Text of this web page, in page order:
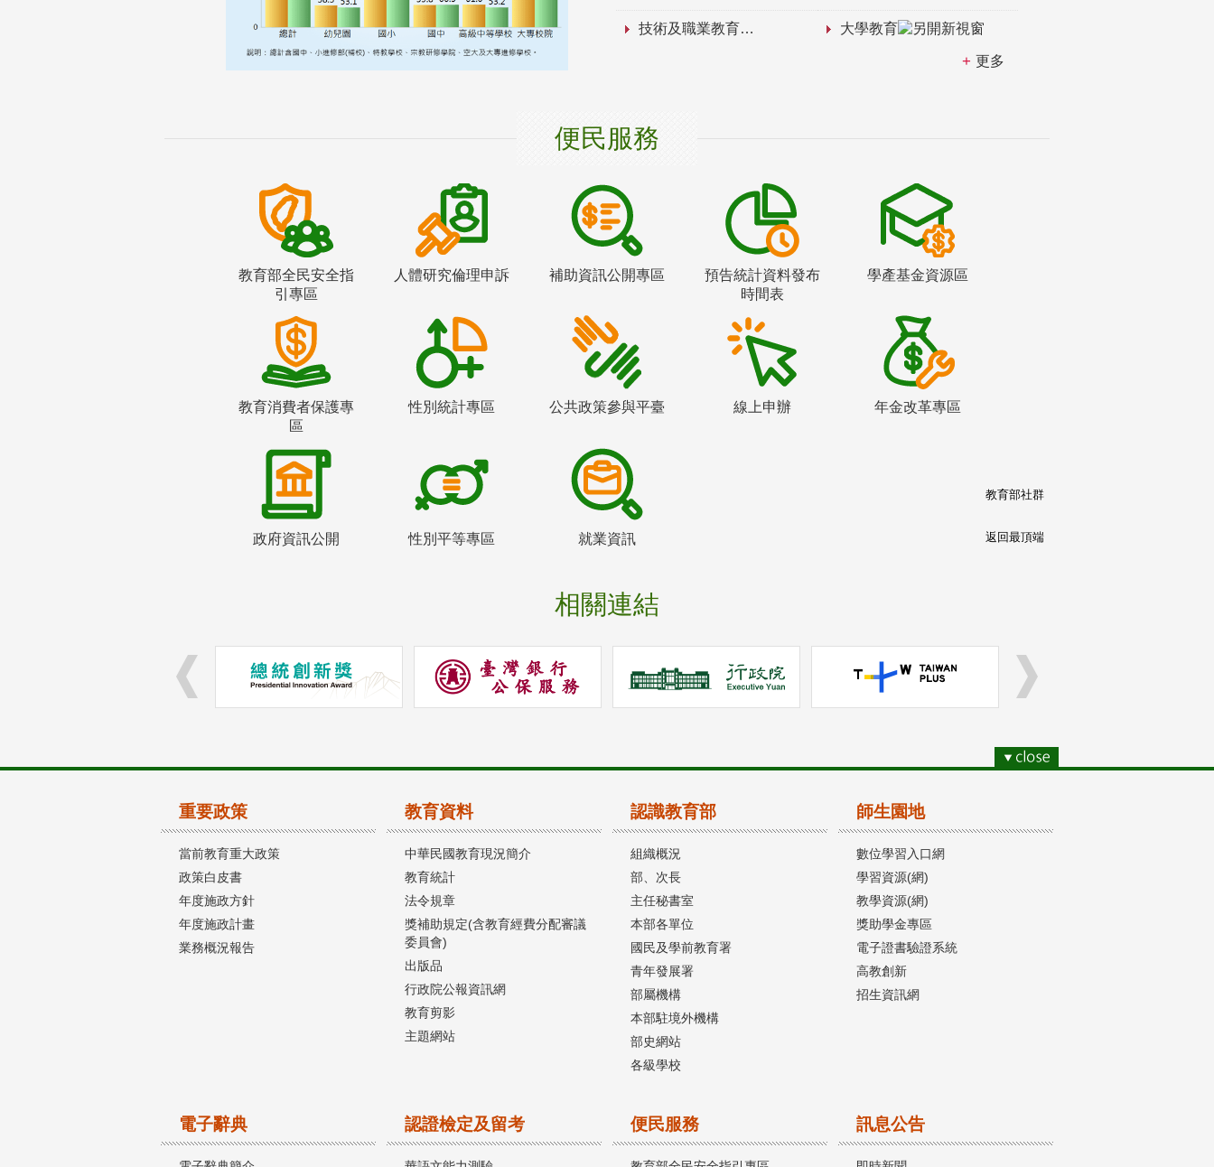
技術及職業教育 大學教育
更多
便民服務
教育部全民安全指
引專區
人體研究倫理申訴 補助資訊公開專區
預告統計資料發布
時間表
學產基金資源區
教育消費者保護專
區
性別統計專區 公共政策參與平臺 線上申辦 年金改革專區
政府資訊公開 性別平等專區 就業資訊
相關連結
教育部社群
返回最頂端
重要政策
當前教育重大政策
政策白皮書
年度施政方針
年度施政計畫
業務概況報告
教育資料
中華民國教育現況簡介
教育統計
法令規章
獎補助規定(含教育經費分配審議
委員會)
出版品
行政院公報資訊網
教育剪影
主題網站
認識教育部
組織概況
部、次長
主任秘書室
本部各單位
國民及學前教育署
青年發展署
部屬機構
本部駐境外機構
部史網站
各級學校
師生園地
數位學習入口網
學習資源(網)
教學資源(網)
獎助學金專區
電子證書驗證系統
高教創新
招生資訊網
電子辭典 認證檢定及留考 便民服務 訊息公告